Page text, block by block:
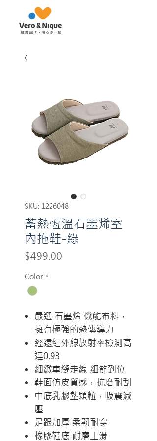
SKU: 1226048
蓄熱恆溫石墨烯室
內拖鞋-綠
$499.00
Color *
嚴選 石墨烯 機能布料，
擁有極強的熱傳導力
經遠紅外線放射率檢測高
達0.93
細緻車縫走線 細節到位
鞋面仿皮質感，抗磨耐刮
中底乳膠墊顆粒，吸震減
壓
足跟加厚 柔韌耐穿
橡膠鞋底 耐磨止滑